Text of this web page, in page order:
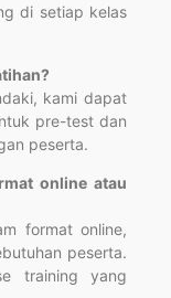
di setiap kelas
kami dapat
pre-test dan
peserta.
online atau
format online,
peserta.
training yang